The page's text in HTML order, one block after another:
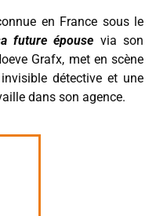
en France sous le
future épouse via son
Grafx, met en scène
détective et une
dans son agence.